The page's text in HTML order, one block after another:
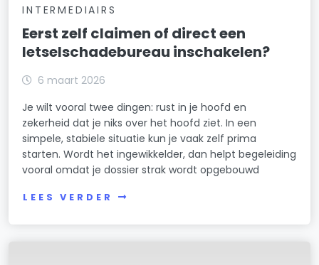
INTERMEDIAIRS
Eerst zelf claimen of direct een
letselschadebureau inschakelen?
6 maart 2026
Je wilt vooral twee dingen: rust in je hoofd en
zekerheid dat je niks over het hoofd ziet. In een
simpele, stabiele situatie kun je vaak zelf prima
starten. Wordt het ingewikkelder, dan helpt begeleiding
vooral omdat je dossier strak wordt opgebouwd
LEES VERDER